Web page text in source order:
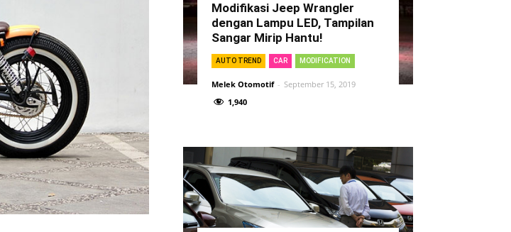
Modifikasi Jeep Wrangler
dengan Lampu LED, Tampilan
Sangar Mirip Hantu!
AUTO TREND CAR MODIFICATION
Melek Otomotif - September 15, 2019
1,940